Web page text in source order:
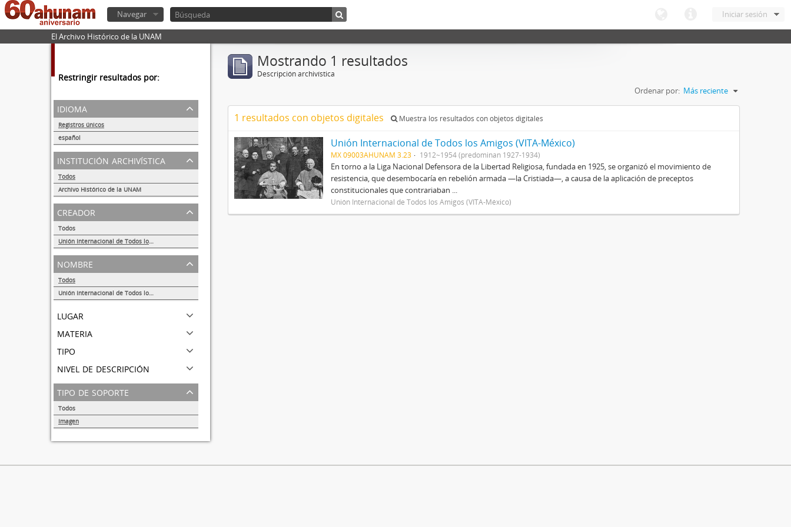
Iniciar sesión
Navegar
El Archivo Histórico de la UNAM
Restringir resultados por:
idioma
Registros únicos
español
1
institución archivística
Todos
Archivo Histórico de la UNAM
1
creador
Todos
Unión Internacional de Todos los Amigos (VITA-México)
1
nombre
Todos
Unión Internacional de Todos los Amigos (VITA-México)
lugar
materia
tipo
nivel de descripción
tipo de soporte
Todos
Imagen
Mostrando 1 resultados
Descripción archivística
Ordenar por: Más reciente
1 resultados con objetos digitales Muestra los resultados con objetos digitales
Unión Internacional de Todos los Amigos (VITA-México)
MX 09003AHUNAM 3.23 1912~1954 (predominan 1927-1934)
En torno a la Liga Nacional Defensora de la Libertad Religiosa, fundada en 1925, se organizó el movimiento de
resistencia, que desembocaría en rebelión armada —la Cristiada—, a causa de la aplicación de preceptos
constitucionales que contrariaban ...
Unión Internacional de Todos los Amigos (VITA-México)